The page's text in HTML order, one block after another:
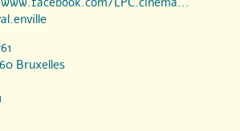
Bruxelles